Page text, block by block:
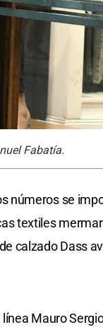
Fabatía.
números se
textiles
calzado Dass
Mauro